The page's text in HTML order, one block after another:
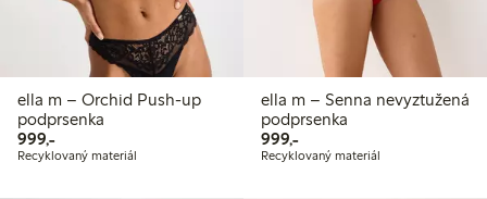
ella m – Orchid Push-up
podprsenka
999,-999,00 Kč
Recyklovaný materiál
ella m – Senna nevyztužená
podprsenka
999,-999,00 Kč
Recyklovaný materiál